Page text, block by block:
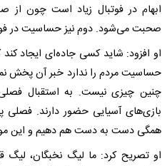
ابهام در فوتبال زیاد است چون از
صحبت می‌شود. دوم نیز حساسیت در
او افزود: شاید کسی جاده‌ای ایجاد
حساسیت مردم را ندارد خبر آن پخش
چنین چیزی نیست. به استقبال
بازی‌های آسیایی حضور دارند. فصلی
همگی دست به دست هم دهیم و این